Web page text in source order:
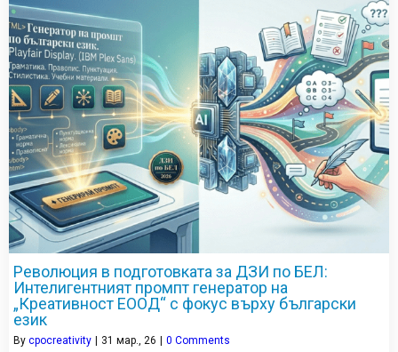
Революция в подготовката за ДЗИ по БЕЛ:
Интелигентният промпт генератор на
„Креативност ЕООД“ с фокус върху български
език
By cpocreativity 31 мар., 26 0 Comments